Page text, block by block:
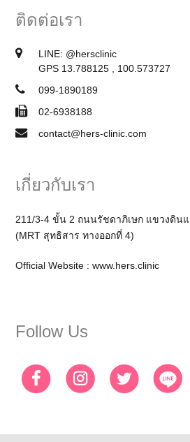
ติดต่อเรา
LINE: @hersclinic
GPS 13.788125 , 100.573727
099-1890189
02-6938188
contact@hers-clinic.com
เกี่ยวกับเรา
211/3-4 ขั้น 2 ถนนรัชดาภิเษก แขวงดินแ
(MRT สุทธิสาร ทางออกที่ 4)
Official Website :www.hers.clinic
Follow Us